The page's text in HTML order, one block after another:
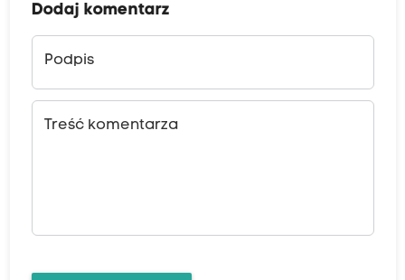
Dodaj komentarz
Podpis
Treść komentarza